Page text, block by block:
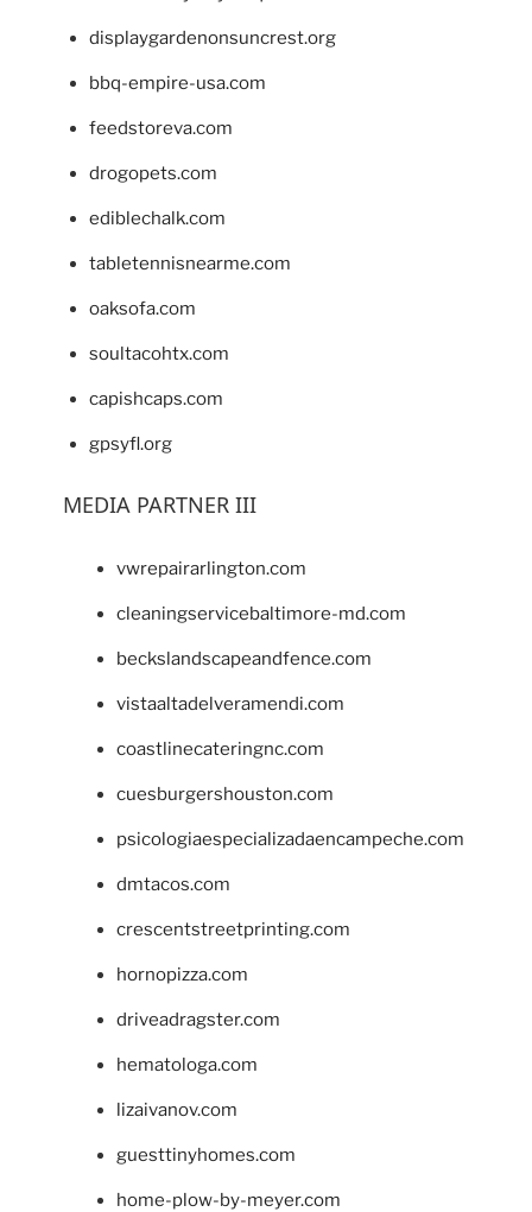
displaygardenonsuncrest.org
bbq-empire-usa.com
feedstoreva.com
drogopets.com
ediblechalk.com
tabletennisnearme.com
oaksofa.com
soultacohtx.com
capishcaps.com
gpsyfl.org
MEDIA PARTNER III
vwrepairarlington.com
cleaningservicebaltimore-md.com
beckslandscapeandfence.com
vistaaltadelveramendi.com
coastlinecateringnc.com
cuesburgershouston.com
psicologiaespecializadaencampeche.com
dmtacos.com
crescentstreetprinting.com
hornopizza.com
driveadragster.com
hematologa.com
lizaivanov.com
guesttinyhomes.com
home-plow-by-meyer.com